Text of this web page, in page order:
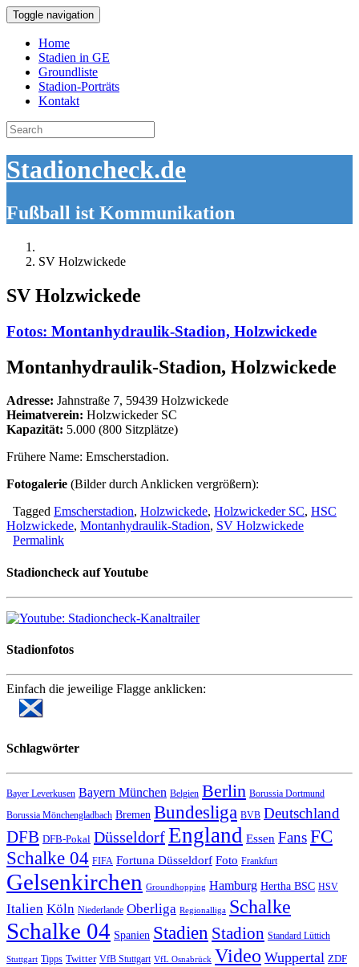
Toggle navigation
Home
Stadien in GE
Groundliste
Stadion-Porträts
Kontakt
Search
for:
Stadioncheck.de
Fußball ist Kommunikation
SV Holzwickede
SV Holzwickede
Fotos: Montanhydraulik-Stadion, Holzwickede
Montanhydraulik-Stadion, Holzwickede
Adresse: Jahnstraße 7, 59439 Holzwickede
Heimatverein: Holzwickeder SC
Kapazität: 5.000 (800 Sitzplätze)
Frühere Name: Emscherstadion.
Fotogalerie (Bilder durch Anklicken vergrößern):
Tagged Emscherstadion, Holzwickede, Holzwickeder SC, HSC
Holzwickede, Montanhydraulik-Stadion, SV Holzwickede
Permalink
Stadioncheck auf Youtube
Stadionfotos
Einfach die jeweilige Flagge anklicken:
Schlagwörter
Bayer Leverkusen Bayern München Belgien Berlin Borussia Dortmund
Borussia Mönchengladbach Bremen Bundesliga BVB Deutschland
DFB DFB-Pokal DüsseldorfEngland Essen FansFC
Schalke 04 FIFA Fortuna Düsseldorf Foto Frankfurt
Gelsenkirchen Groundhopping Hamburg Hertha BSC HSV
Italien Köln Niederlande Oberliga Regionalliga Schalke
Schalke 04 Spanien Stadien Stadion Standard Lüttich
Stuttgart Tipps Twitter VfB Stuttgart VfL Osnabrück Video Wuppertal ZDF